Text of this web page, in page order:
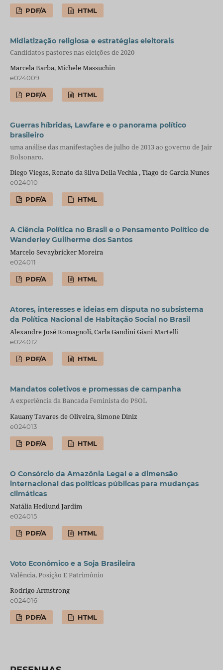
PDF/A HTML
Midiatização religiosa e estratégias eleitorais
Candidatos pastores nas eleições de 2020
Marcela Barba, Michele Massuchin
e024009
PDF/A HTML
Guerras híbridas, Lawfare e o panorama político
brasileiro
uma análise das manifestações de julho de 2013 ao governo de Jair
Bolsonaro.
Diego Viegas, Renato da Silva Della Vechia , Tiago de Garcia Nunes
e024010
PDF/A HTML
A Ciência Política no Brasil e o Pensamento Político de
Wanderley Guilherme dos Santos
Marcelo Sevaybricker Moreira
e024011
PDF/A HTML
Atores, interesses e ideias em disputa no subsistema
da Política Nacional de Habitação Social no Brasil
Alexandre José Romagnoli, Carla Gandini Giani Martelli
e024012
PDF/A HTML
Mandatos coletivos e promessas de campanha
A experiência da Bancada Feminista do PSOL
Kauany Tavares de Oliveira, Simone Diniz
e024013
PDF/A HTML
O Consórcio da Amazônia Legal e a dimensão
internacional das políticas públicas para mudanças
climáticas
Natália Hedlund Jardim
e024015
PDF/A HTML
Voto Econômico e a Soja Brasileira
Valência, Posição E Patrimônio
Rodrigo Armstrong
e024016
PDF/A HTML